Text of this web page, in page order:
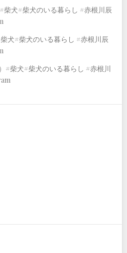
柴犬#柴犬のいる暮らし #赤根川辰
犬#柴犬のいる暮らし #赤根川辰
#柴犬#柴犬のいる暮らし #赤根川